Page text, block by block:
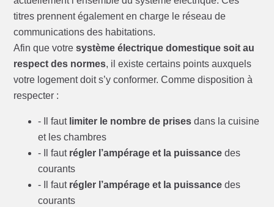
titres prennent également en charge le réseau de
communications des habitations.
Afin que votresystème électrique domestique soit au
respect des normes, il existe certains points auxquels
votre logement doit s’y conformer. Comme disposition à
respecter :
- Il faut limiter le nombre de prises dans la cuisine
et les chambres
- Il faut régler l’ampérage et la puissance des
courants
- Il faut régler l’ampérage et la puissance des
courants